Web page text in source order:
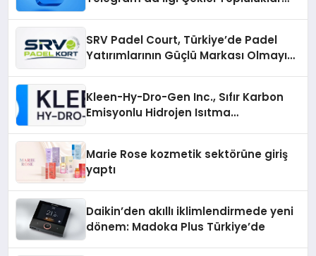
SRV Padel Court, Türkiye’de Padel
Yatırımlarının Güçlü Markası Olmayı
Kleen-Hy-Dro-Gen Inc., Sıfır Karbon
Emisyonlu Hidrojen Isıtma
Marie Rose kozmetik sektörüne giriş
yaptı
Daikin’den akıllı iklimlendirmede yeni
dönem: Madoka Plus Türkiye’de